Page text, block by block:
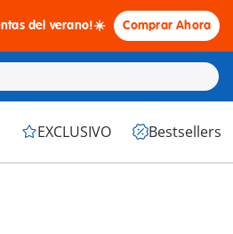
del verano!☀️ Comprar Ahora
EXCLUSIVO Bestsellers